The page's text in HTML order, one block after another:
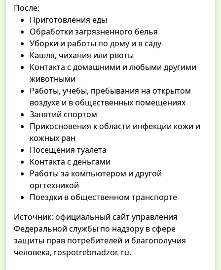
После:
Приготовления еды
Обработки загрязненного белья
Уборки и работы по дому и в саду
Кашля, чихания или рвоты
Контакта с домашними и любыми другими
животными
Работы, учебы, пребывания на открытом
воздухе и в общественных помещениях
Занятий спортом
Прикосновения к области инфекции кожи и
кожных ран
Посещения туалета
Контакта с деньгами
Работы за компьютером и другой
оргтехникой
Поездки в общественном транспорте
Источник: официальный сайт управления
Федеральной службы по надзору в сфере
защиты прав потребителей и благополучия
человека, rospotrebnadzor. ru.